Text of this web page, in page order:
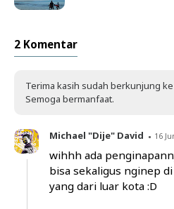
2 Komentar
Terima kasih sudah berkunjung
Semoga bermanfaat.
Michael "Dije" David 16
wihhh ada
bisa sekaligus nginep
yang dari luar kota :D